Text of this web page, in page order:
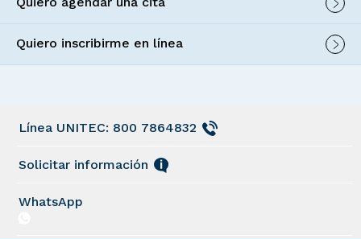
Quiero inscribirme en línea
Línea UNITEC: 800 7864832
Solicitar información
WhatsApp